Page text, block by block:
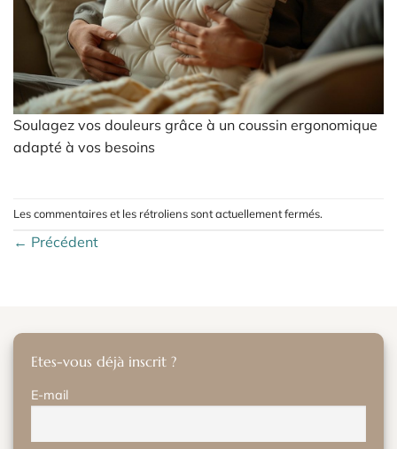
Soulagez vos douleurs grâce à un coussin ergonomique
adapté à vos besoins
Les commentaires et les rétroliens sont actuellement fermés.
← Précédent
Etes-vous déjà inscrit ?
E-mail